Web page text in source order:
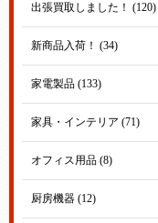
出張買取しました！ (120)
新商品入荷！ (34)
家電製品 (133)
家具・インテリア (71)
オフィス用品 (8)
厨房機器 (12)